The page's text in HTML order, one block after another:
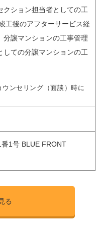
クション担当者としての工
工後のアフターサービス経
分譲マンションの工事管理
しての分譲マンションの工
ンセリング（面談）時に
1号 BLUE FRONT
る